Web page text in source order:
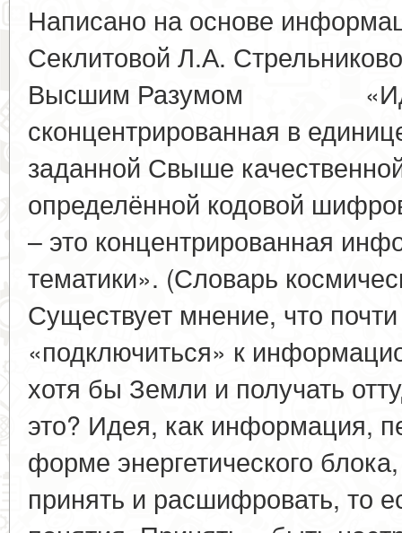
Написано на основе
Секлитовой Л.А.
Высшим Разумом
сконцентрированная в
заданной Свыше
определённой кодовой
– это концентрированная
тематики». (Словарь
Существует мнение, что
«подключиться» к
хотя бы Земли и получать
это? Идея, как информация,
форме энергетического
принять и расшифровать, то